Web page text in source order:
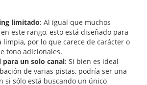
limitado: Al igual que muchos
este rango, esto está diseñado para
limpia, por lo que carece de carácter o
tono adicionales.
para un solo canal: Si bien es ideal
de varias pistas, podría ser una
si sólo está buscando un único